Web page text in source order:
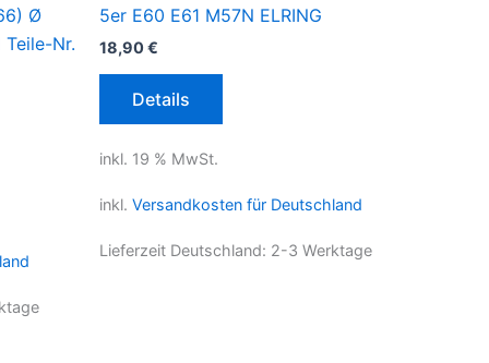
Ø
Teile-Nr.
5er E60 E61 M57N ELRING
18,90€
Details
inkl. 19 % MwSt.
inkl. Versandkosten für Deutschland
Lieferzeit Deutschland: 2-3 Werktage